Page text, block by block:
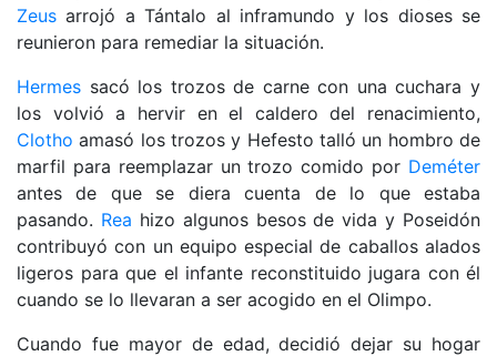
Zeus arrojó a Tántalo al inframundo y los dioses se
reunieron para remediar la situación.
Hermes sacó los trozos de carne con una cuchara y
los volvió a hervir en el caldero del renacimiento,
Clotho amasó los trozos y Hefesto talló un hombro de
marfil para reemplazar un trozo comido por Deméter
antes de que se diera cuenta de lo que estaba
pasando. Rea hizo algunos besos de vida y Poseidón
contribuyó con un equipo especial de caballos alados
ligeros para que el infante reconstituido jugara con él
cuando se lo llevaran a ser acogido en el Olimpo.
Cuando fue mayor de edad, decidió dejar su hogar